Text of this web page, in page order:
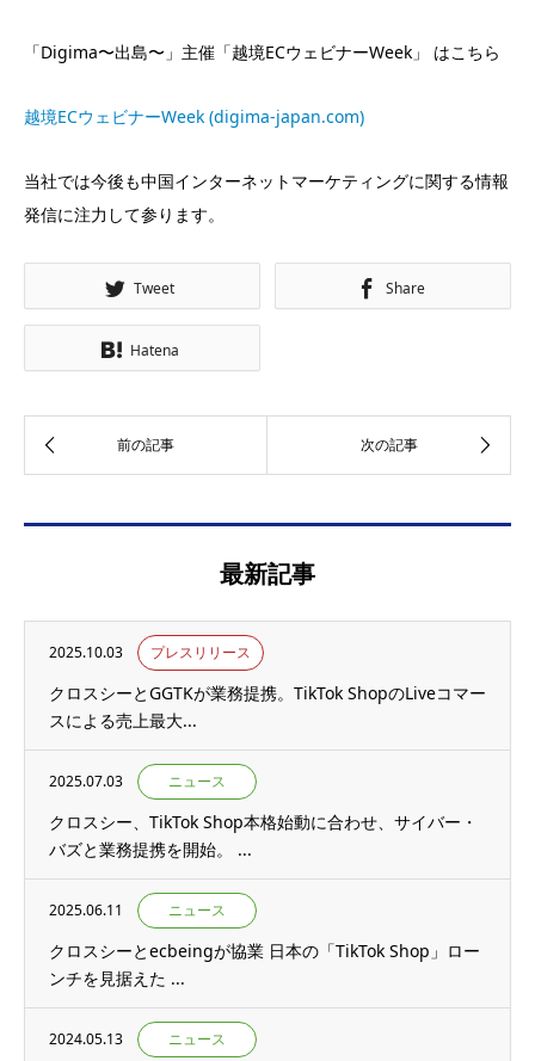
「Digima〜出島〜」主催「越境ECウェビナーWeek」 はこちら
越境ECウェビナーWeek (digima-japan.com)
当社では今後も中国インターネットマーケティングに関する情報
発信に注力して参ります。
Tweet Share
Hatena
最新記事
2025.10.03 プレスリリース
クロスシーとGGTKが業務提携。TikTok ShopのLiveコマー
スによる売上最大...
2025.07.03 ニュース
クロスシー、TikTok Shop本格始動に合わせ、サイバー・
バズと業務提携を開始。 ...
2025.06.11 ニュース
クロスシーとecbeingが協業 日本の「TikTok Shop」ロー
ンチを見据えた ...
2024.05.13 ニュース